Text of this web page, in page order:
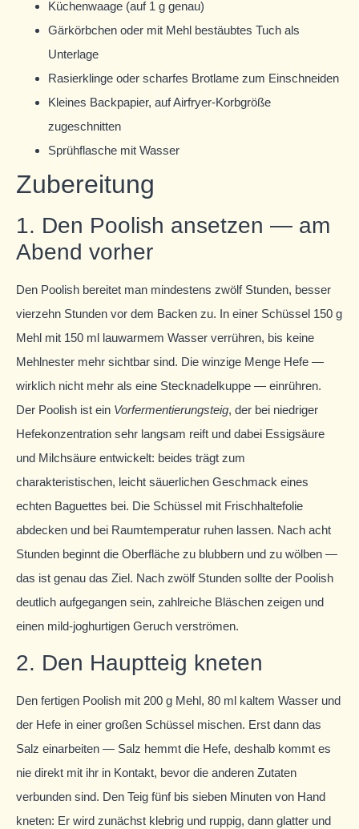
Küchenwaage (auf 1 g genau)
Gärkörbchen oder mit Mehl bestäubtes Tuch als
Unterlage
Rasierklinge oder scharfes Brotlame zum Einschneiden
Kleines Backpapier, auf Airfryer-Korbgröße
zugeschnitten
Sprühflasche mit Wasser
Zubereitung
1. Den Poolish ansetzen — am
Abend vorher
Den Poolish bereitet man mindestens zwölf Stunden, besser
vierzehn Stunden vor dem Backen zu. In einer Schüssel 150 g
Mehl mit 150 ml lauwarmem Wasser verrühren, bis keine
Mehlnester mehr sichtbar sind. Die winzige Menge Hefe —
wirklich nicht mehr als eine Stecknadelkuppe — einrühren.
Der Poolish ist ein Vorfermentierungsteig, der bei niedriger
Hefekonzentration sehr langsam reift und dabei Essigsäure
und Milchsäure entwickelt: beides trägt zum
charakteristischen, leicht säuerlichen Geschmack eines
echten Baguettes bei. Die Schüssel mit Frischhaltefolie
abdecken und bei Raumtemperatur ruhen lassen. Nach acht
Stunden beginnt die Oberfläche zu blubbern und zu wölben —
das ist genau das Ziel. Nach zwölf Stunden sollte der Poolish
deutlich aufgegangen sein, zahlreiche Bläschen zeigen und
einen mild-joghurtigen Geruch verströmen.
2. Den Hauptteig kneten
Den fertigen Poolish mit 200 g Mehl, 80 ml kaltem Wasser und
der Hefe in einer großen Schüssel mischen. Erst dann das
Salz einarbeiten — Salz hemmt die Hefe, deshalb kommt es
nie direkt mit ihr in Kontakt, bevor die anderen Zutaten
verbunden sind. Den Teig fünf bis sieben Minuten von Hand
kneten: Er wird zunächst klebrig und ruppig, dann glatter und